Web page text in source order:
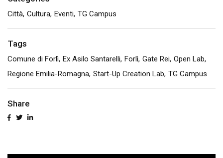
Città Cultura Eventi TG Campus
Tags
Comune di Forlì Ex Asilo Santarelli Forlì Gate Rei Open Lab
Regione Emilia-Romagna Start-Up Creation Lab TG Campus
Share